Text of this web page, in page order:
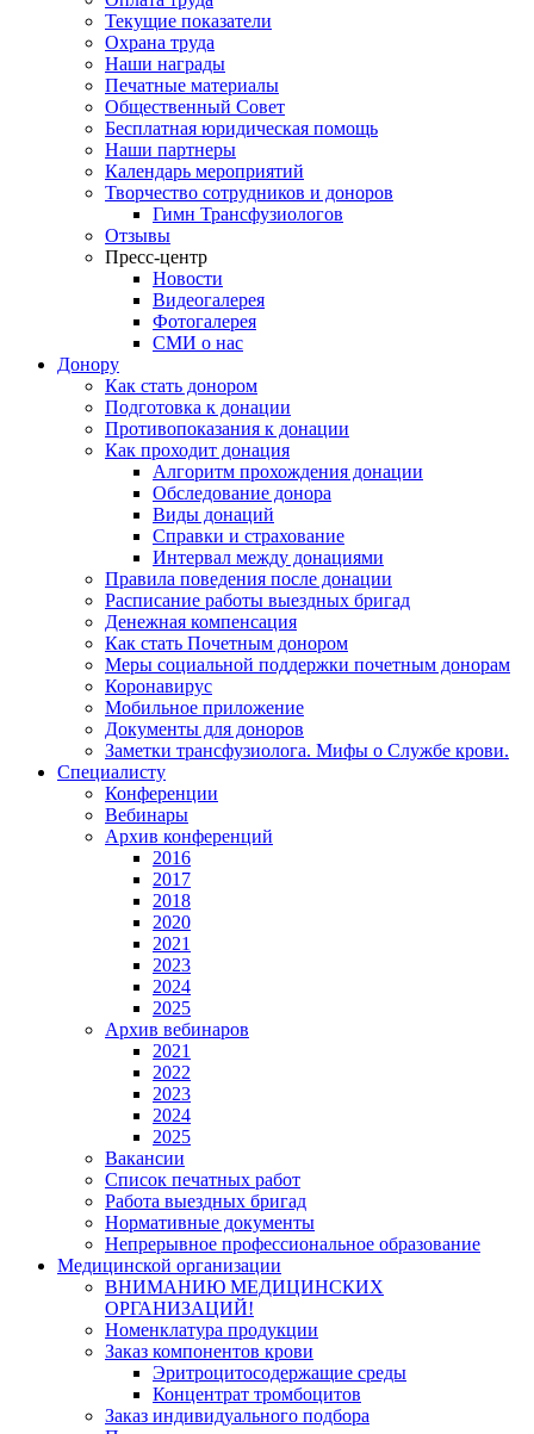
Текущие показатели
Охрана труда
Наши награды
Печатные материалы
Общественный Совет
Бесплатная юридическая помощь
Наши партнеры
Календарь мероприятий
Творчество сотрудников и доноров
Гимн Трансфузиологов
Отзывы
Пресс-центр
Новости
Видеогалерея
Фотогалерея
СМИ о нас
Донору
Как стать донором
Подготовка к донации
Противопоказания к донации
Как проходит донация
Алгоритм прохождения донации
Обследование донора
Виды донаций
Справки и страхование
Интервал между донациями
Правила поведения после донации
Расписание работы выездных бригад
Денежная компенсация
Как стать Почетным донором
Меры социальной поддержки почетным донорам
Коронавирус
Мобильное приложение
Документы для доноров
Заметки трансфузиолога. Мифы о Службе крови.
Специалисту
Конференции
Вебинары
Архив конференций
2016
2017
2018
2020
2021
2023
2024
2025
Архив вебинаров
2021
2022
2023
2024
2025
Вакансии
Список печатных работ
Работа выездных бригад
Нормативные документы
Непрерывное профессиональное образование
Медицинской организации
ВНИМАНИЮ МЕДИЦИНСКИХ
ОРГАНИЗАЦИЙ!
Номенклатура продукции
Заказ компонентов крови
Эритроцитосодержащие среды
Концентрат тромбоцитов
Заказ индивидуального подбора